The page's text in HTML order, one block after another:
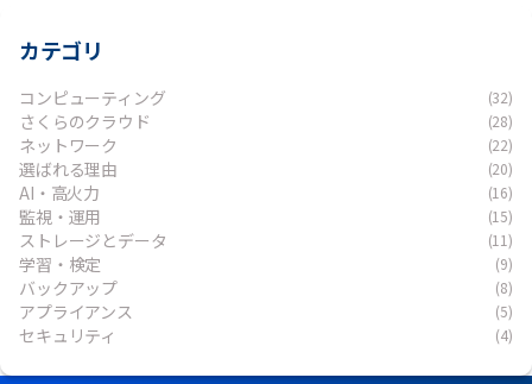
カテゴリ
コンピューティング (32)
さくらのクラウド (28)
ネットワーク (22)
選ばれる理由 (20)
AI・高火力 (16)
監視・運用 (15)
ストレージとデータ (11)
学習・検定 (9)
バックアップ (8)
アプライアンス (5)
セキュリティ (4)